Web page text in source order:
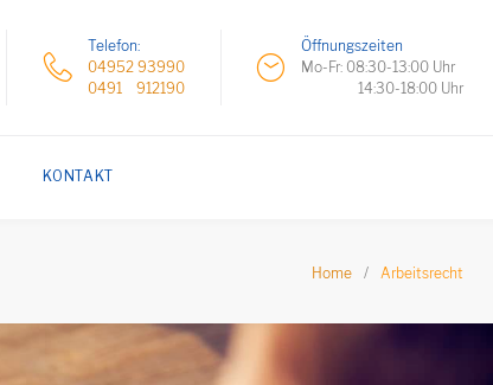
Telefon:
04952 93990
0491 912190
Öffnungszeiten
Mo-Fr: 08:30-13:00 Uhr
14:30-18:00 Uhr
KONTAKT
Home / Arbeitsrecht